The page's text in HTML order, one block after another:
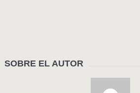
SOBRE EL AUTOR